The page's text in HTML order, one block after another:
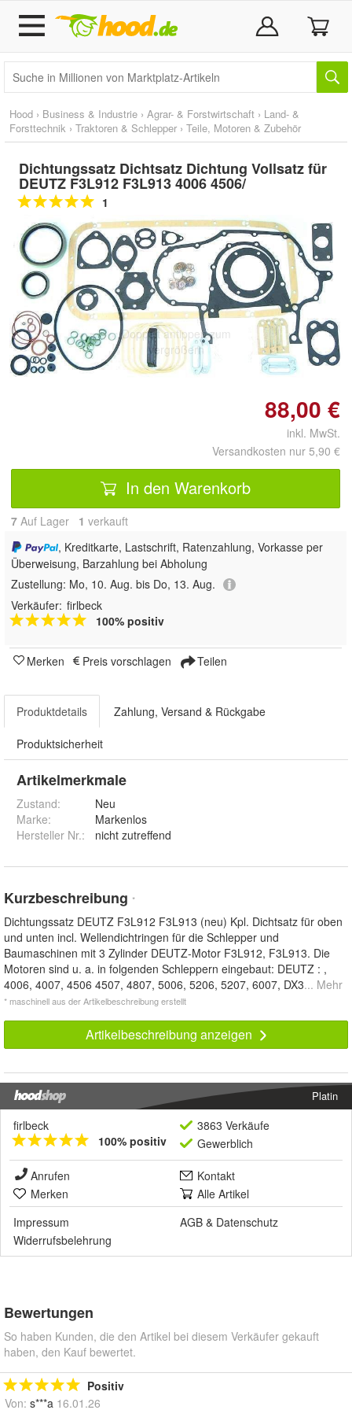
Hood › Business & Industrie › Agrar- & Forstwirtschaft › Land- &
Forsttechnik › Traktoren & Schlepper › Teile, Motoren & Zubehör
Dichtungssatz Dichtsatz Dichtung Vollsatz für
DEUTZ F3L912 F3L913 4006 4506/
1
Doppelt antippen zum
vergrößern
88,00 €
inkl. MwSt.
Versandkosten nur 5,90 €
In den Warenkorb
7 Auf Lager 1 verkauft
, Kreditkarte, Lastschrift, Ratenzahlung, Vorkasse per
Überweisung, Barzahlung bei Abholung
Zustellung: Mo, 10. Aug. bis Do, 13. Aug.
Verkäufer: firlbeck
100% positiv
Merken Preis vorschlagen Teilen
Produktdetails Zahlung, Versand & Rückgabe
Produktsicherheit
Artikelmerkmale
Zustand:
Neu
Marke:
Markenlos
Hersteller Nr.:
nicht zutreffend
Kurzbeschreibung *
Dichtungssatz DEUTZ F3L912 F3L913 (neu) Kpl. Dichtsatz für oben
und unten incl. Wellendichtringen für die Schlepper und
Baumaschinen mit 3 Zylinder DEUTZ-Motor F3L912, F3L913. Die
Motoren sind u. a. in folgenden Schleppern eingebaut: DEUTZ : ,
4006, 4007, 4506 4507, 4807, 5006, 5206, 5207, 6007, DX3... Mehr
* maschinell aus der Artikelbeschreibung erstellt
Artikelbeschreibung anzeigen
Platin
firlbeck
100% positiv
3863 Verkäufe
Gewerblich
Anrufen
Kontakt
Merken
Alle Artikel
Impressum
AGB & Datenschutz
Widerrufsbelehrung
Bewertungen
So haben Kunden, die den Artikel bei diesem Verkäufer gekauft
haben, den Kauf bewertet.
Positiv
Von: s***a 16.01.26